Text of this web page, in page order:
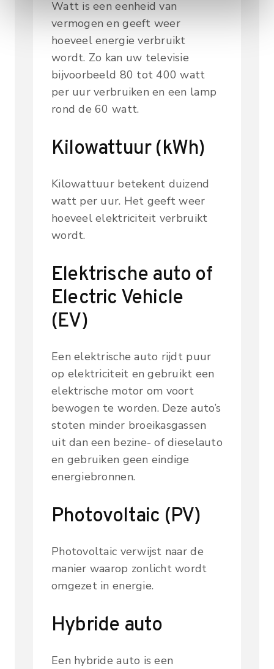
Watt is een eenheid van
vermogen en geeft weer
hoeveel energie verbruikt
wordt. Zo kan uw televisie
bijvoorbeeld 80 tot 400 watt
per uur verbruiken en een lamp
rond de 60 watt.
Kilowattuur (kWh)
Kilowattuur betekent duizend
watt per uur. Het geeft weer
hoeveel elektriciteit verbruikt
wordt.
Elektrische auto of
Electric Vehicle
(EV)
Een elektrische auto rijdt puur
op elektriciteit en gebruikt een
elektrische motor om voort
bewogen te worden. Deze auto’s
stoten minder broeikasgassen
uit dan een bezine- of dieselauto
en gebruiken geen eindige
energiebronnen.
Photovoltaic (PV)
Photovoltaic verwijst naar de
manier waarop zonlicht wordt
omgezet in energie.
Hybride auto
Een hybride auto is een